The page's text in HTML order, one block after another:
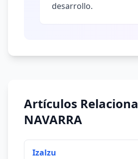
desarrollo.
Artículos
NAVARRA
Izalzu